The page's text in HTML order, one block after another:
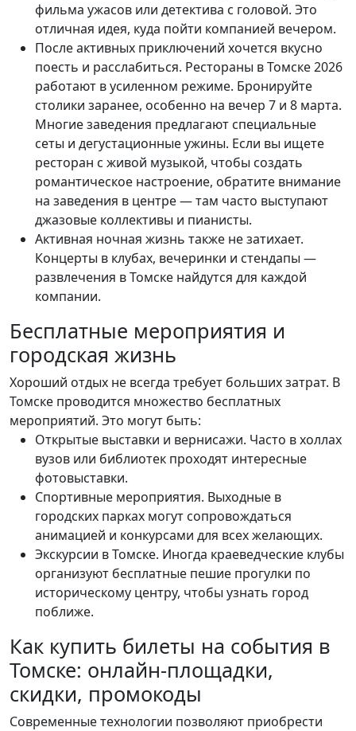
фильма ужасов или детектива с головой. Это
отличная идея, куда пойти компанией вечером.
После активных приключений хочется вкусно
поесть и расслабиться. Рестораны в Томске 2026
работают в усиленном режиме. Бронируйте
столики заранее, особенно на вечер 7 и 8 марта.
Многие заведения предлагают специальные
сеты и дегустационные ужины. Если вы ищете
ресторан с живой музыкой, чтобы создать
романтическое настроение, обратите внимание
на заведения в центре — там часто выступают
джазовые коллективы и пианисты.
Активная ночная жизнь также не затихает.
Концерты в клубах, вечеринки и стендапы —
развлечения в Томске найдутся для каждой
компании.
Бесплатные мероприятия и
городская жизнь
Хороший отдых не всегда требует больших затрат. В
Томске проводится множество бесплатных
мероприятий. Это могут быть:
Открытые выставки и вернисажи. Часто в холлах
вузов или библиотек проходят интересные
фотовыставки.
Спортивные мероприятия. Выходные в
городских парках могут сопровождаться
анимацией и конкурсами для всех желающих.
Экскурсии в Томске. Иногда краеведческие клубы
организуют бесплатные пешие прогулки по
историческому центру, чтобы узнать город
поближе.
Как купить билеты на события в
Томске: онлайн-площадки,
скидки, промокоды
Современные технологии позволяют приобрести